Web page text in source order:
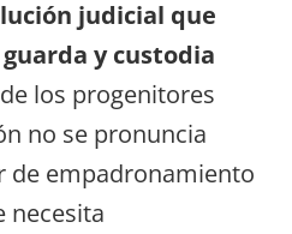
judicial que
y custodia
de los progenitores
no se pronuncia
de empadronamiento
necesita